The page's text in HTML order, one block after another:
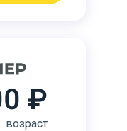
₽
возраст